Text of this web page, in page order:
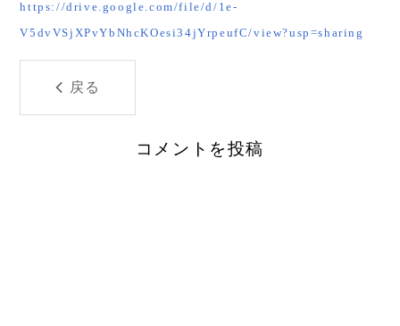
https://drive.google.com/file/d/1e-
V5dvVSjXPvYbNhcKOesi34jYrpeufC/view?usp=sharing
戻る
コメントを投稿